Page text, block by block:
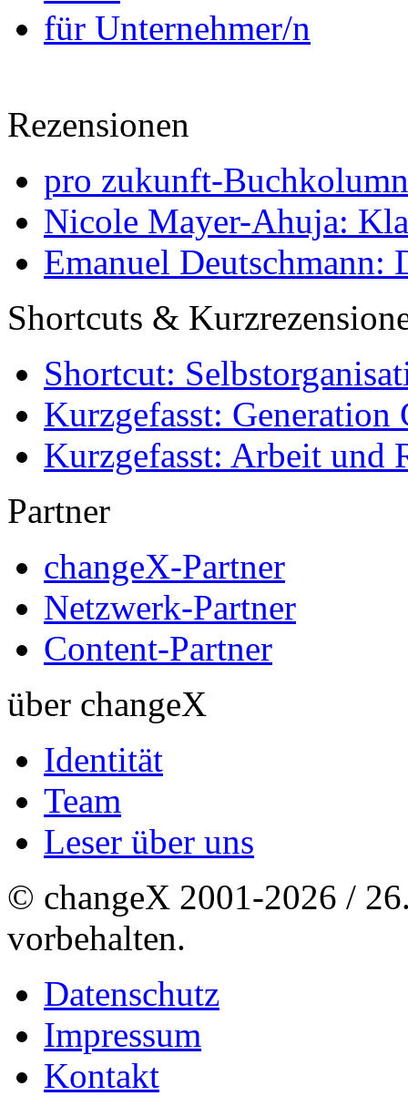
für Unternehmer/n
Rezensionen
pro zukunft-
Nicole Mayer-Ahuja:
Emanuel Deutschmann:
Shortcuts &
Shortcut:
Kurzgefasst: Generation
Kurzgefasst: Arbeit und
Partner
changeX-Partner
Netzwerk-Partner
Content-Partner
über changeX
Identität
Team
Leser über uns
© changeX 2001-2026 /
vorbehalten.
Datenschutz
Impressum
Kontakt